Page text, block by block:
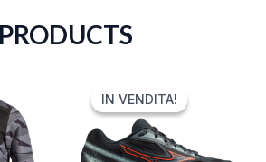
IN VENDITA!
IN VENDITA!
PRICE
WAS:
80,00 €.
PRICE
IS: